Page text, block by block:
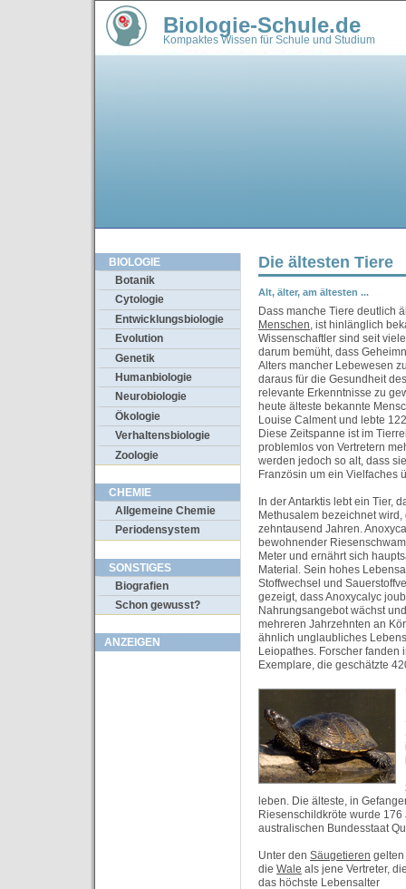
Biologie-Schule.de
Kompaktes Wissen für Schule und Studium
BIOLOGIE
Botanik
Cytologie
Entwicklungsbiologie
Evolution
Genetik
Humanbiologie
Neurobiologie
Ökologie
Verhaltensbiologie
Zoologie
CHEMIE
Allgemeine Chemie
Periodensystem
SONSTIGES
Biografien
Schon gewusst?
ANZEIGEN
Die ältesten Tiere
Alt, älter, am ältesten ...
Dass manche Tiere deutlich
Menschen, ist hinlänglich
Wissenschaftler sind seit
darum bemüht, dass
Alters mancher Lebewesen
daraus für die Gesundheit
relevante Erkenntnisse zu
heute älteste bekannte
Louise Calment und lebte
Diese Zeitspanne ist im
problemlos von Vertretern
werden jedoch so alt, dass
Französin um ein Vielfaches
In der Antarktis lebt ein Tier,
Methusalem bezeichnet
zehntausend Jahren.
bewohnender
Meter und ernährt sich
Material. Sein hohes
Stoffwechsel und
gezeigt, dass Anoxycalyc
Nahrungsangebot wächst
mehreren Jahrzehnten an
ähnlich unglaubliches
Leiopathes. Forscher
Exemplare, die geschätzte
leben. Die älteste, in
Riesenschildkröte wurde
australischen Bundesstaat
Unter den Säugetieren gelten
die Wale als jene Vertreter,
das höchste Lebensalter